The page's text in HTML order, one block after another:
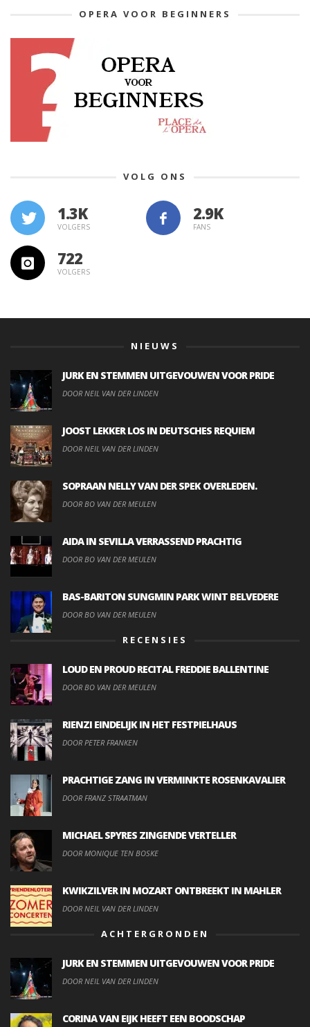
OPERA VOOR BEGINNERS
VOLG ONS
1.3K
VOLGERS FANS
722
VOLGERS
NIEUWS
JURK EN STEMMEN UITGEVOUWEN VOOR PRIDE
DOOR NEIL VAN DER LINDEN
JOOST LEKKER LOS IN DEUTSCHES REQUIEM
DOOR NEIL VAN DER LINDEN
SOPRAAN NELLY VAN DER SPEK OVERLEDEN.
DOOR BO VAN DER MEULEN
AIDA IN SEVILLA VERRASSEND PRACHTIG
DOOR BO VAN DER MEULEN
BAS-BARITON SUNGMIN PARK WINT BELVEDERE
DOOR BO VAN DER MEULEN
RECENSIES
LOUD EN PROUD RECITAL FREDDIE BALLENTINE
DOOR BO VAN DER MEULEN
RIENZI EINDELIJK IN HET FESTPIELHAUS
DOOR PETER FRANKEN
PRACHTIGE ZANG IN VERMINKTE ROSENKAVALIER
DOOR FRANZ STRAATMAN
MICHAEL SPYRES ZINGENDE VERTELLER
DOOR MONIQUE TEN BOSKE
KWIKZILVER IN MOZART ONTBREEKT IN MAHLER
DOOR NEIL VAN DER LINDEN
ACHTERGRONDEN
JURK EN STEMMEN UITGEVOUWEN VOOR PRIDE
DOOR NEIL VAN DER LINDEN
CORINA VAN EIJK HEEFT EEN BOODSCHAP